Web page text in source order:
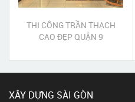
THI CÔNG TRẦN THẠCH
CAO ĐẸP QUẬN 9
XÂY DỰNG SÀI GÒN